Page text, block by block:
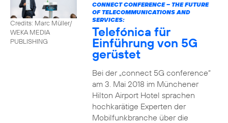
Credits: Marc Müller/
WEKA MEDIA
PUBLISHING
CONNECT CONFERENCE – THE FUTURE
OF TELECOMMUNICATIONS AND
SERVICES:
Telefónica für
Einführung von 5G
gerüstet
Bei der „connect 5G conference“
am 3. Mai 2018 im Münchener
Hilton Airport Hotel sprachen
hochkarätige Experten der
Mobilfunkbranche über die